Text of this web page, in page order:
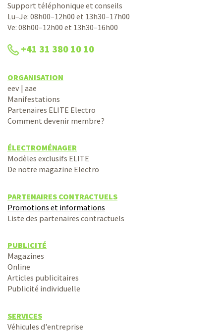
Support téléphonique et conseils
Lu–Je: 08h00–12h00 et 13h30–17h00
Ve: 08h00–12h00 et 13h30–16h00
+41 31 380 10 10
ORGANISATION
eev | aae
Manifestations
Partenaires ELITE Electro
Comment devenir membre?
ÉLECTROMÉNAGER
Modèles exclusifs ELITE
De notre magazine Electro
PARTENAIRES CONTRACTUELS
Promotions et informations
Liste des partenaires contractuels
PUBLICITÉ
Magazines
Online
Articles publicitaires
Publicité individuelle
SERVICES
Véhicules d’entreprise